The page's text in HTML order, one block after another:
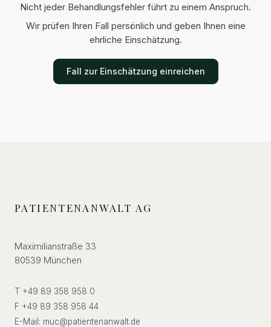
Nicht jeder Behandlungsfehler führt zu einem Anspruch.
Wir prüfen Ihren Fall persönlich und geben Ihnen eine
ehrliche Einschätzung.
Fall zur Einschätzung einreichen
PATIENTENANWALT AG
Maximilianstraße 33
80539 München
T +49 89 358 958 0
F +49 89 358 958 44
E-Mail: muc@patientenanwalt.de